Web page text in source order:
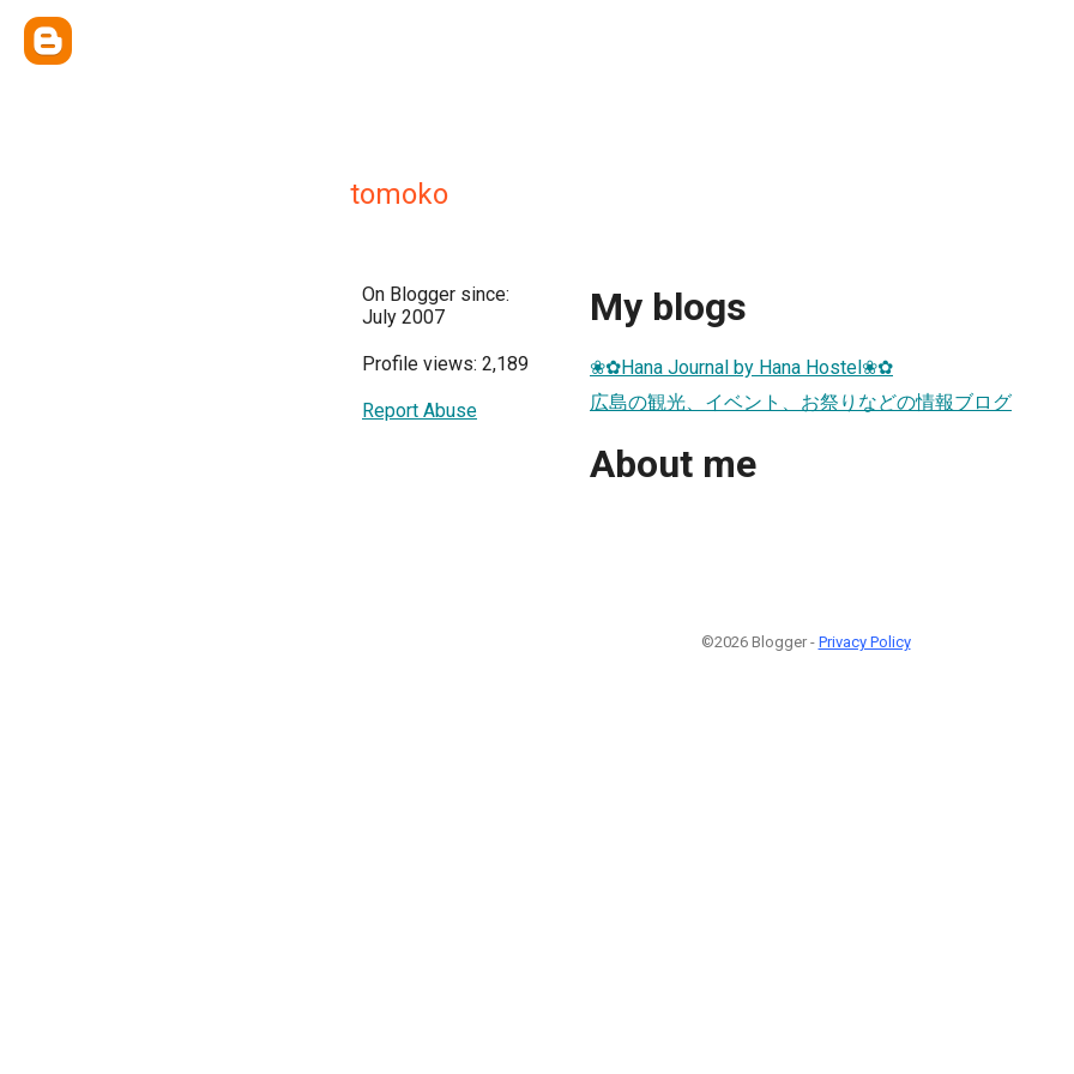
tomoko
On Blogger since:
July 2007
Profile views: 2,189
Report Abuse
My blogs
❀✿Hana Journal by Hana Hostel❀✿
広島の観光、イベント、お祭りなどの情報ブログ
About me
©2026 Blogger - Privacy Policy